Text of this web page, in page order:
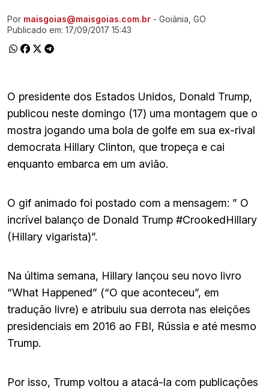
Ir direto pra matéria
Por maisgoias@maisgoias.com.br - Goiânia, GO
Publicado em: 17/09/2017 15:43
O presidente dos Estados Unidos, Donald Trump,
publicou neste domingo (17) uma montagem que o
mostra jogando uma bola de golfe em sua ex-rival
democrata Hillary Clinton, que tropeça e cai
enquanto embarca em um avião.
O gif animado foi postado com a mensagem: ” O
incrível balanço de Donald Trump #CrookedHillary
(Hillary vigarista)”.
Na última semana, Hillary lançou seu novo livro
“What Happened” (“O que aconteceu”, em
tradução livre) e atribuiu sua derrota nas eleições
presidenciais em 2016 ao FBI, Rússia e até mesmo
Trump.
Por isso, Trump voltou a atacá-la com publicações